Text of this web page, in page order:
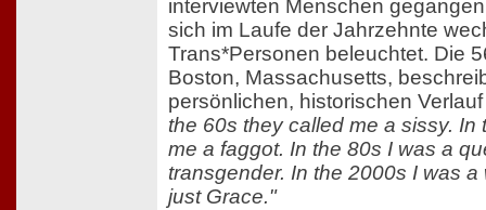
interviewten Menschen
sich im Laufe der Jahrzehnte
Trans*Personen beleuchtet. Die
Boston, Massachusetts,
persönlichen, historischen
the 60s they called me a sissy. In
me a faggot. In the 80s I was a
transgender. In the 2000s I was a
just Grace."